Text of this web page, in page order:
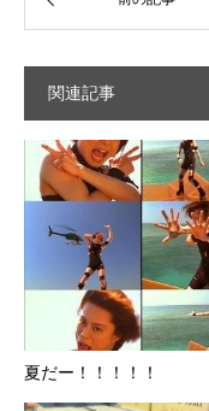
関連記事
夏だー！！！！！